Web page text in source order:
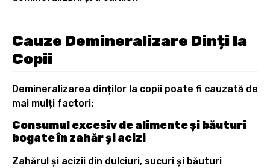
Cauze Demineralizare Dinți la
Copii
Demineralizarea dinților la copii poate fi cauzată de
mai mulți factori:
Consumul excesiv de alimente și băuturi
bogate în zahăr și acizi
Zahărul și acizii din dulciuri, sucuri și băuturi